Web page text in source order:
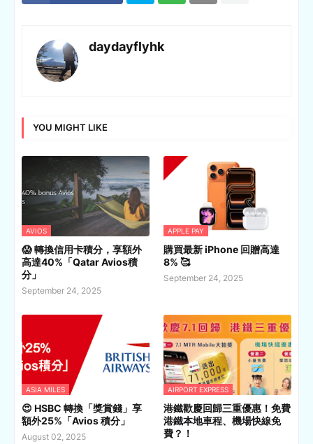
daydayflyhk
YOU MIGHT LIKE
AVIOS
😱 轉換信用卡積分，享額外
高達40%「Qatar Avios積
分」
September 24, 2025
APPLE PAY
購買最新 iPhone 回贈高達
8% 🥰
September 24, 2025
ASIA MILES
😍 HSBC 轉換「獎賞錢」享
額外25%「Avios 積分」
August 02, 2025
AIRPORT EXPRESS
港鐵歡慶回歸三重優惠！免費
港鐵本地車程、機場快線免
費？！